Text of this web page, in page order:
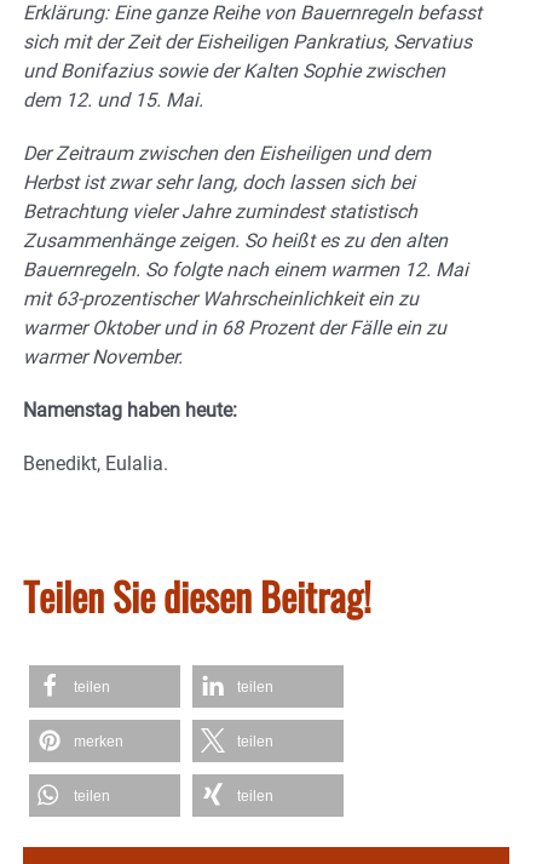
Erklärung: Eine ganze Reihe von Bauernregeln befasst
sich mit der Zeit der Eisheiligen Pankratius, Servatius
und Bonifazius sowie der Kalten Sophie zwischen
dem 12. und 15. Mai.
Der Zeitraum zwischen den Eisheiligen und dem
Herbst ist zwar sehr lang, doch lassen sich bei
Betrachtung vieler Jahre zumindest statistisch
Zusammenhänge zeigen. So heißt es zu den alten
Bauernregeln. So folgte nach einem warmen 12. Mai
mit 63-prozentischer Wahrscheinlichkeit ein zu
warmer Oktober und in 68 Prozent der Fälle ein zu
warmer November.
Namenstag haben heute:
Benedikt, Eulalia.
Teilen Sie diesen Beitrag!
teilen teilen
merken teilen
teilen teilen